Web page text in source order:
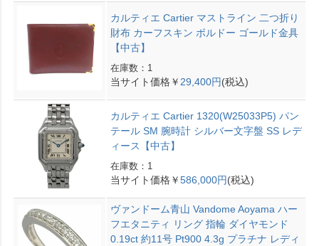
カルティエ Cartier マストライン 二つ折り
財布 カーフスキン ボルドー ゴールド金具
【中古】
在庫数：1
当サイト価格￥ 29,400円(税込)
カルティエ Cartier 1320(W25033P5) パン
テール SM 腕時計 シルバー文字盤 SS レデ
ィース【中古】
在庫数：1
当サイト価格￥586,000円(税込)
ヴァンドーム青山 Vandome Aoyama ハー
フエタニティ リング 指輪 ダイヤモンド
0.19ct 約11号 Pt900 4.3g プラチナ レディ